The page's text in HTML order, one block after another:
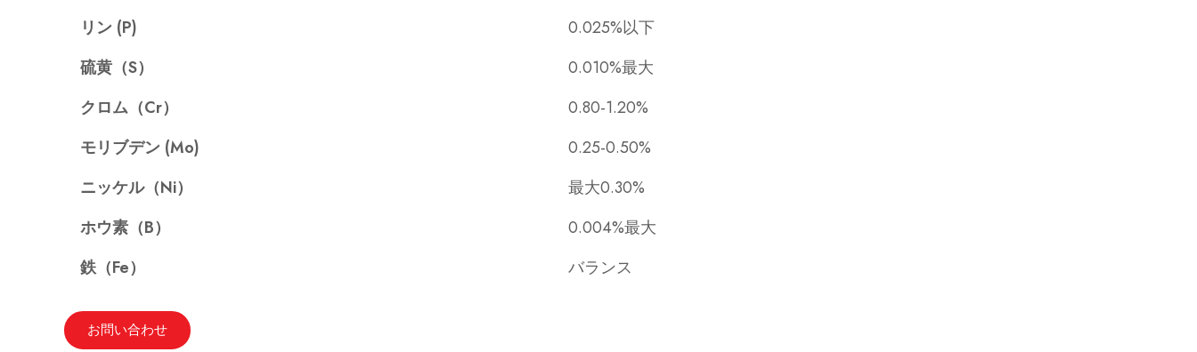
リン (P)
0.025%以下
硫黄（S）
0.010%最大
クロム（Cr）
0.80-1.20%
モリブデン (Mo)
0.25-0.50%
ニッケル（Ni）
最大0.30%
ホウ素（B）
0.004%最大
鉄（Fe）
バランス
お問い合わせ